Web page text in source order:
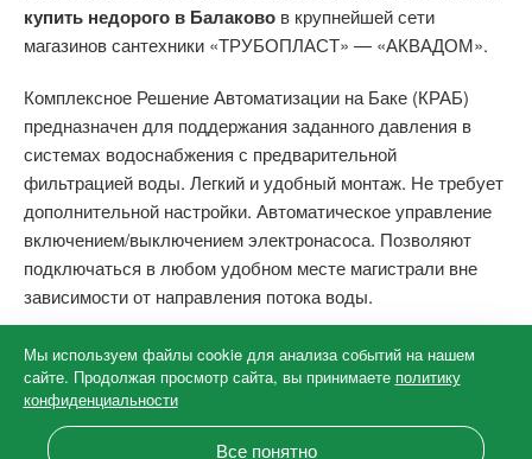
купить недорого в Балаково в крупнейшей сети
магазинов сантехники «ТРУБОПЛАСТ» — «АКВАДОМ».
Комплексное Решение Автоматизации на Баке (КРАБ)
предназначен для поддержания заданного давления в
системах водоснабжения с предварительной
фильтрацией воды. Легкий и удобный монтаж. Не требует
дополнительной настройки. Автоматическое управление
включением/выключением электронасоса. Позволяют
подключаться в любом удобном месте магистрали вне
зависимости от направления потока воды.
©2026«ТРУБОПЛАСТ» — официальный сайт· Cеть магазинов
сантехники в Балаково
Разработка сайта и дизайн:
Мы используем файлы cookie для анализа событий на нашем
сайте. Продолжая просмотр сайта, вы принимаете политику
конфиденциальности
Все понятно